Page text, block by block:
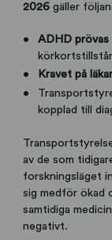
2026gäller
ADHD prövas
Kravet på
kopplad till
av de som
forskningsläget
sig medför ökad
samtidiga
negativt.